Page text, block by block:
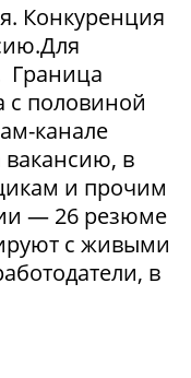
Конкуренция
Граница
с половиной
канале
в
и прочим
— 26 резюме
с живыми
в